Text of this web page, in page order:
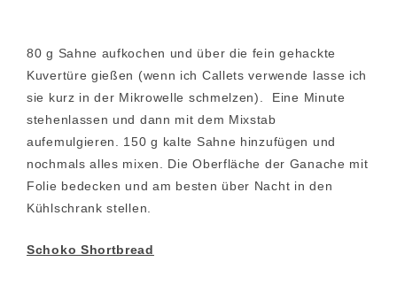
80 g Sahne aufkochen und über die fein gehackte
Kuvertüre gießen (wenn ich Callets verwende lasse ich
sie kurz in der Mikrowelle schmelzen). Eine Minute
stehenlassen und dann mit dem Mixstab
aufemulgieren. 150 g kalte Sahne hinzufügen und
nochmals alles mixen. Die Oberfläche der Ganache mit
Folie bedecken und am besten über Nacht in den
Kühlschrank stellen.
Schoko Shortbread